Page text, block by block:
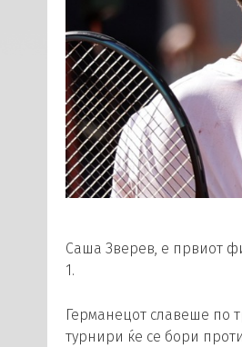
Саша Зверев, е првиот
1.
Германецот славеше по
турнири ќе се бори